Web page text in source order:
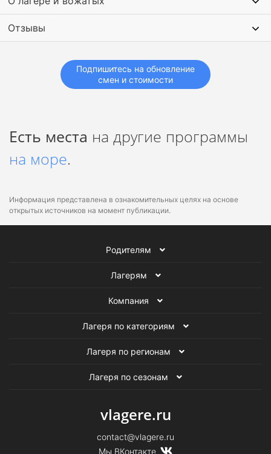
Отзывы
Подпишитесь на обновление
смен и стоимости
Есть места на другие программы
на море.
Информация представлена в ознакомительных целях на основе
открытых источников на момент публикации.
Родителям
Лагерям
Компания
Лагеря по категориям
Лагеря по регионам
Лагеря по сезонам
vlagere.ru
contact@vlagere.ru
Мы ВКонтакте